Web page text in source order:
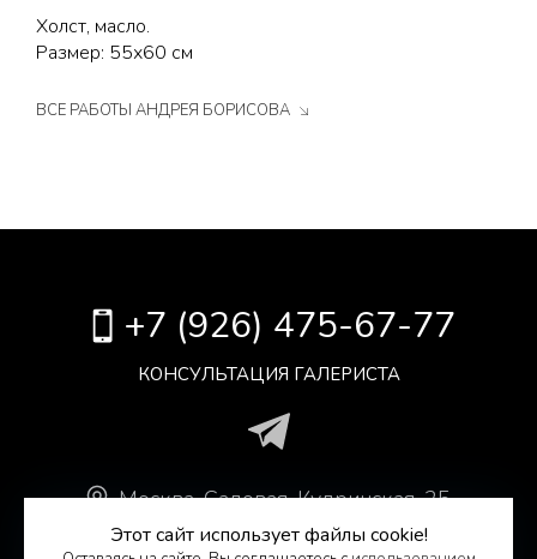
Холст, масло.
Размер: 55х60 см
ВСЕ РАБОТЫ АНДРЕЯ БОРИСОВА
+7 (926) 475-67-77
КОНСУЛЬТАЦИЯ ГАЛЕРИСТА
Москва.Садовая-Кудринская, 25,
Антикварный Центр, оф. 306.
Этот сайт использует файлы cookie!